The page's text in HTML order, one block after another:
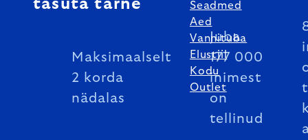
tasuta tarne
Maksimaalselt
2 korda
nädalas
Juba
177 000
inimest
on
tellinud
Seadmed
Aed
Vannituba
Elustiil
Kodu
Outlet